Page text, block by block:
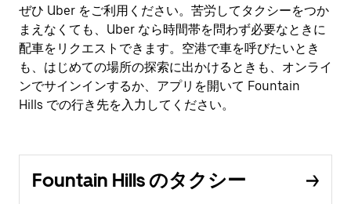
ぜひ Uber をご利用ください。苦労してタクシーをつか
まえなくても、Uber なら時間帯を問わず必要なときに
配車をリクエストできます。空港で車を呼びたいとき
も、はじめての場所の探索に出かけるときも、オンライ
ンでサインインするか、アプリを開いて Fountain
Hills での行き先を入力してください。
Fountain Hills のタクシー